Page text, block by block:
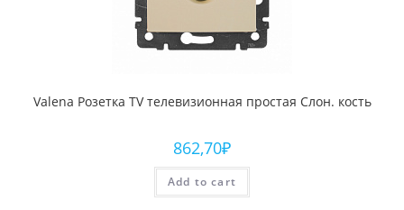
Valena Розетка TV телевизионная простая Слон. кость
862,70₽
Add to cart